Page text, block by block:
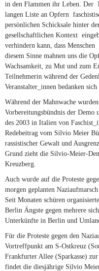
in den Flammen ihr Leben. Der
langen Liste an Opfern
persönlichen Schicksale hinter
gesellschaftlichen Kontext
verhindern kann, dass
diesem Sinne mahnen uns die
Wachsamkeit, zu Mut und zum
Teilnehmerin während der
Veranstalter_innen bedanken
Während der Mahnwache
Vorbereitungsbündnis der Demo
des 2003 in Italien von
Redebeitrag vom Silvio Meier
rassistischer Gewalt und
Grund zieht die Silvio-Meier-
Kreuzberg.
Auch wurde auf die Proteste
morgen geplanten
Seit Monaten schüren
Berlin Ängste gegen mehrere
Unterkünfte in Berlin und
Für die Proteste gegen den
Vortreffpunkt am S-Ostkreuz
Frankfurter Allee (Sparkasse)
findet die diesjährige Silvio